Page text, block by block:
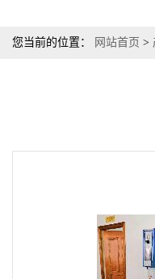
您当前的位置： 网站首页 >